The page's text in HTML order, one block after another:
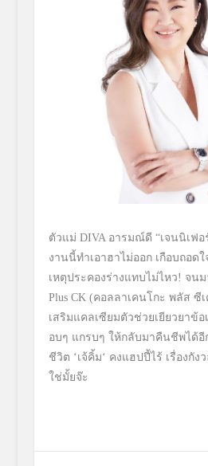
ตัวแม่ DIVA อารมณ์ดี “เจนนิเฟอ
งานนี้ทำเอาฮาไม่ออก เกือบถอด
เหตุประคองร่างแทบไม่ไหว! จนม
Plus CK (คอลลาเคนโกะ พลัส ซีเ
เสริมแคลเซียมตัวช่วยเยียวยาข้อ
อบๆ แกรบๆ ให้กลับมาคืนชีพได้อี
ชีวิต ‘เจ้คิ้ม‘ คงแฮปปี้ไร้ เรื่องกัง
ใช่มั้ยจ๊ะ